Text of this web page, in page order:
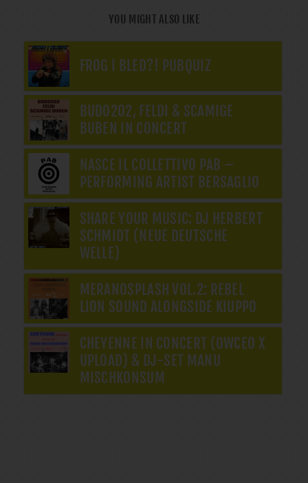
YOU MIGHT ALSO LIKE
FROG I BLED?! PUBQUIZ
BUDO202, FELDI & SCAMIGE
BUBEN IN CONCERT
NASCE IL COLLETTIVO PAB –
PERFORMING ARTIST BERSAGLIO
SHARE YOUR MUSIC: DJ HERBERT
SCHMIDT (NEUE DEUTSCHE
WELLE)
MERANOSPLASH VOL.2: REBEL
LION SOUND ALONGSIDE KIUPPO
CHEYENNE IN CONCERT (OWCEO X
UPLOAD) & DJ-SET MANU
MISCHKONSUM